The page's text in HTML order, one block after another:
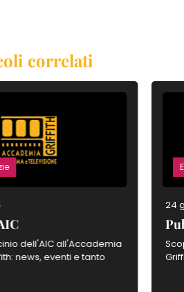
correlati
dell'AIC all'Accademia
news, eventi e tanto
24